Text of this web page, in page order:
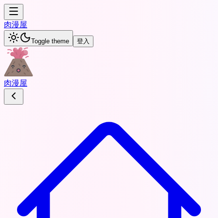
肉漫屋
Toggle theme 登入
肉漫屋